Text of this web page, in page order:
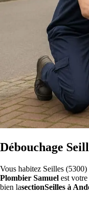
Débouchage
Vous habitez Seilles (5300)
Plombier Samuel est
bien lasectionSeilles à